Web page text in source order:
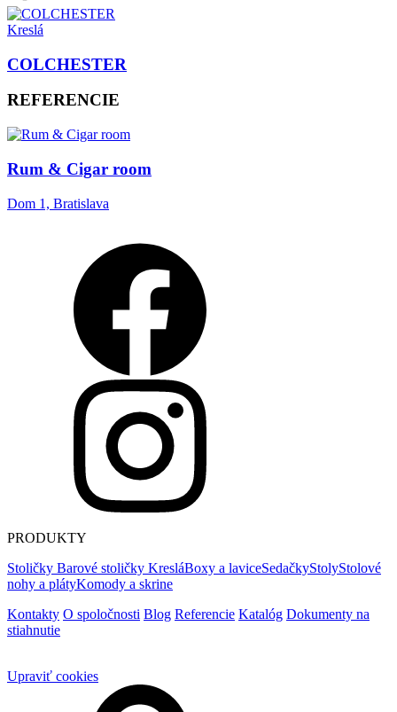
Kreslá
COLCHESTER
REFERENCIE
Rum & Cigar room
Dom 1, Bratislava
PRODUKTY
Stoličky Barové stoličky KresláBoxy a laviceSedačkyStolyStolové
nohy a plátyKomody a skrine
Kontakty O spoločnosti Blog Referencie Katalóg Dokumenty na
stiahnutie
Upraviť cookies